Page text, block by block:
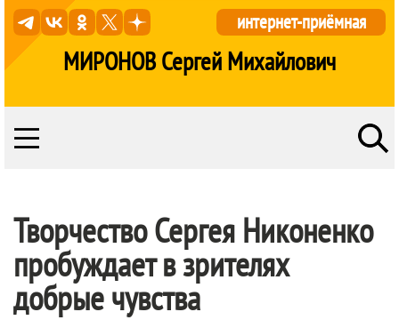
МИРОНОВ Сергей Михайлович
интернет-приёмная
Творчество Сергея Никоненко
пробуждает в зрителях
добрые чувства